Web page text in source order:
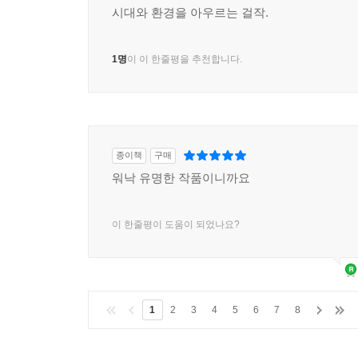
시대와 환경을 아우르는 걸작.
1명이 이 한줄평을 추천합니다.
종이책 구매
워낙 유명한 작품이니까요
이 한줄평이 도움이 되었나요?
1 2 3 4 5 6 7 8